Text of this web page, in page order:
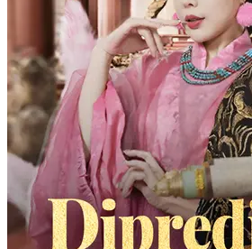
Perang, Lintang Yaksa, waktu berjalan-
Perang yang arogan menolak memberi
kemudian, Lintang disergap dan terluka
Fandi, di mana Fandi memukulnya
peluang, Fandi akhirnya menyamar
ke markas Panglima Perang Zun. Dari
merencanakan pembalasan dendamnya,
dan membalas dendam terhadap musuh
menuju kesuksesan melalui kebohongan
Kelahiran kembaliPemeran Utama Pria
Aku Sungguh Bukan Raja Naga